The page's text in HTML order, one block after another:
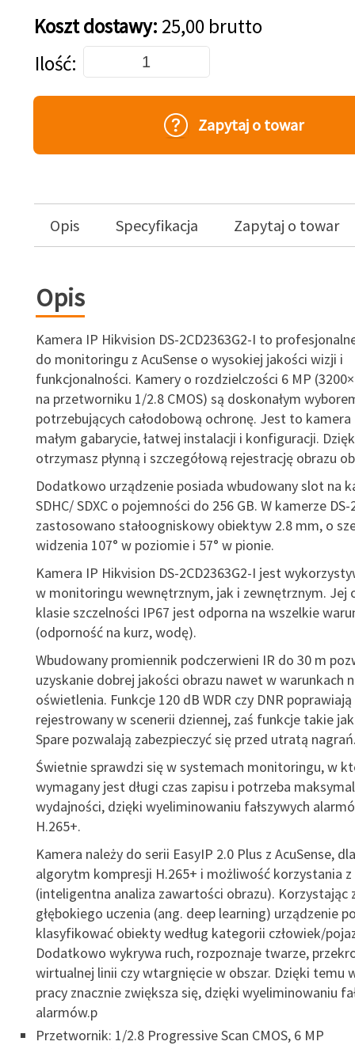
Koszt dostawy: 25,00 brutto
Dodaj do koszyka
Ilość
Zapytaj o towar
Opis Specyfikacja Zapytaj o towar
Opis
Kamera IP Hikvision DS-2CD2363G2-I to
do monitoringu z AcuSense o wysokiej jakości wizji i
funkcjonalności. Kamery o rozdzielczości 6 MP
na przetworniku 1/2.8 CMOS) są doskonałym
potrzebujących całodobową ochronę. Jest to
małym gabarycie, łatwej instalacji i konfiguracji.
otrzymasz płynną i szczegółową rejestrację obrazu
Dodatkowo urządzenie posiada wbudowany slot na
SDHC/ SDXC o pojemności do 256 GB. W kamerze DS-
zastosowano stałoogniskowy obiektyw 2.8 mm, o
widzenia 107° w poziomie i 57° w pionie.
Kamera IP Hikvision DS-2CD2363G2-I jest
w monitoringu wewnętrznym, jak i zewnętrznym. Jej
klasie szczelności IP67 jest odporna na wszelkie
(odporność na kurz, wodę).
Wbudowany promiennik podczerwieni IR do 30 m
uzyskanie dobrej jakości obrazu nawet w warunkach
oświetlenia. Funkcje 120 dB WDR czy DNR
rejestrowany w scenerii dziennej, zaś funkcje takie
Spare pozwalają zabezpieczyć się przed utratą
Świetnie sprawdzi się w systemach monitoringu, w
wymagany jest długi czas zapisu i potrzeba
wydajności, dzięki wyeliminowaniu fałszywych
H.265+.
Kamera należy do serii EasyIP 2.0 Plus z AcuSense,
algorytm kompresji H.265+ i możliwość korzystania z
(inteligentna analiza zawartości obrazu). Korzystając
głębokiego uczenia (ang. deep learning) urządzenie
klasyfikować obiekty według kategorii człowiek/
Dodatkowo wykrywa ruch, rozpoznaje twarze,
wirtualnej linii czy wtargnięcie w obszar. Dzięki temu
pracy znacznie zwiększa się, dzięki wyeliminowaniu
alarmów.p
Przetwornik: 1/2.8 Progressive Scan CMOS, 6 MP